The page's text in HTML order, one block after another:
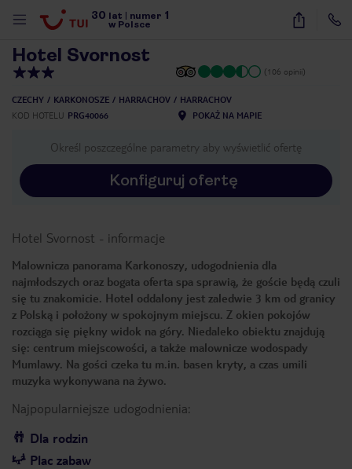
30 lat numer 1
w Polsce
28
Hotel Svornost
(106 opinii)
CZECHY KARKONOSZE HARRACHOV
HARRACHOV
KOD HOTELU PRG40066 POKAŻ NA MAPIE
Określ poszczególne parametry aby wyświetlić ofertę
Konfiguruj ofertę
Hotel Svornost - informacje
Malownicza panorama Karkonoszy, udogodnienia dla
najmłodszych oraz bogata oferta spa sprawią, że goście będą czuli
się tu znakomicie. Hotel oddalony jest zaledwie 3 km od granicy
z Polską i położony w spokojnym miejscu. Z okien pokojów
rozciąga się piękny widok na góry. Niedaleko obiektu znajdują
się: centrum miejscowości, a także malownicze wodospady
Mumlawy. Na gości czeka tu m.in. basen kryty, a czas umili
muzyka wykonywana na żywo.
Najpopularniejsze udogodnienia:
Dla rodzin
Plac zabaw